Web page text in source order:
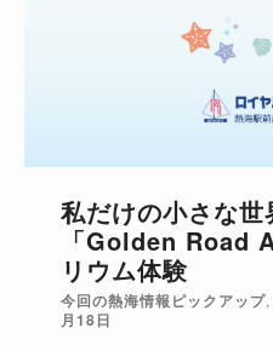
私だけの小さな
「Golden Road
リウム体験
今回の熱海情報ピックアップ,
月18日